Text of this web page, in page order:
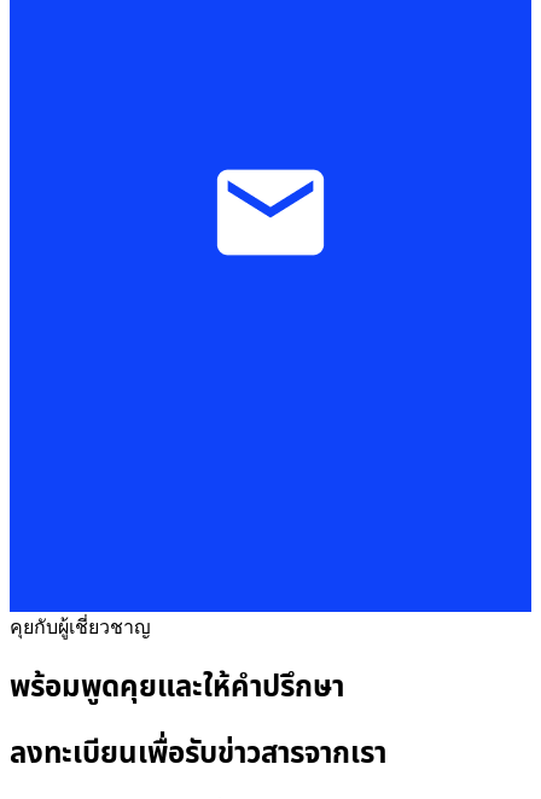
คุยกับผู้เชี่ยวชาญ
พร้อมพูดคุยและให้คำปรึกษา
ลงทะเบียนเพื่อรับข่าวสารจากเรา